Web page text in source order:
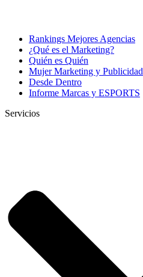
Rankings Mejores Agencias
¿Qué es el Marketing?
Quién es Quién
Mujer Marketing y Publicidad
Desde Dentro
Informe Marcas y ESPORTS
Servicios